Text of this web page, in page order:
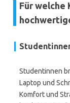
Für welche
Studentinnen
Laptop und
Komfort und